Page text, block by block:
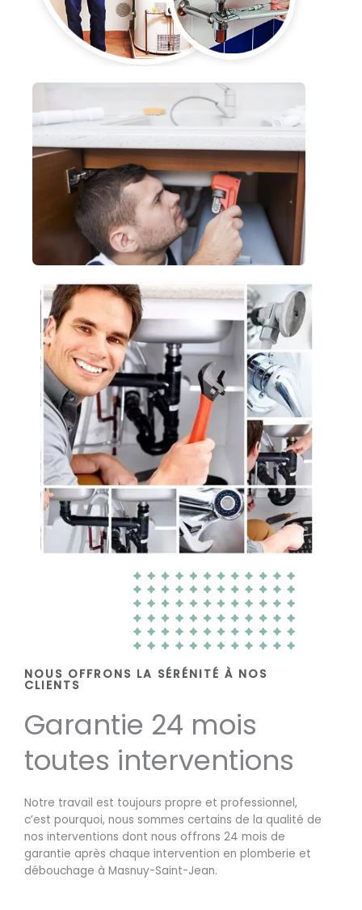
NOUS OFFRONS LA SÉRÉNITÉ À NOS
CLIENTS
Garantie 24 mois
toutes interventions
Notre travail est toujours propre et professionnel,
c’est pourquoi, nous sommes certains de la qualité de
nos interventions dont nous offrons 24 mois de
garantie après chaque intervention en plomberie et
débouchage à Masnuy-Saint-Jean.